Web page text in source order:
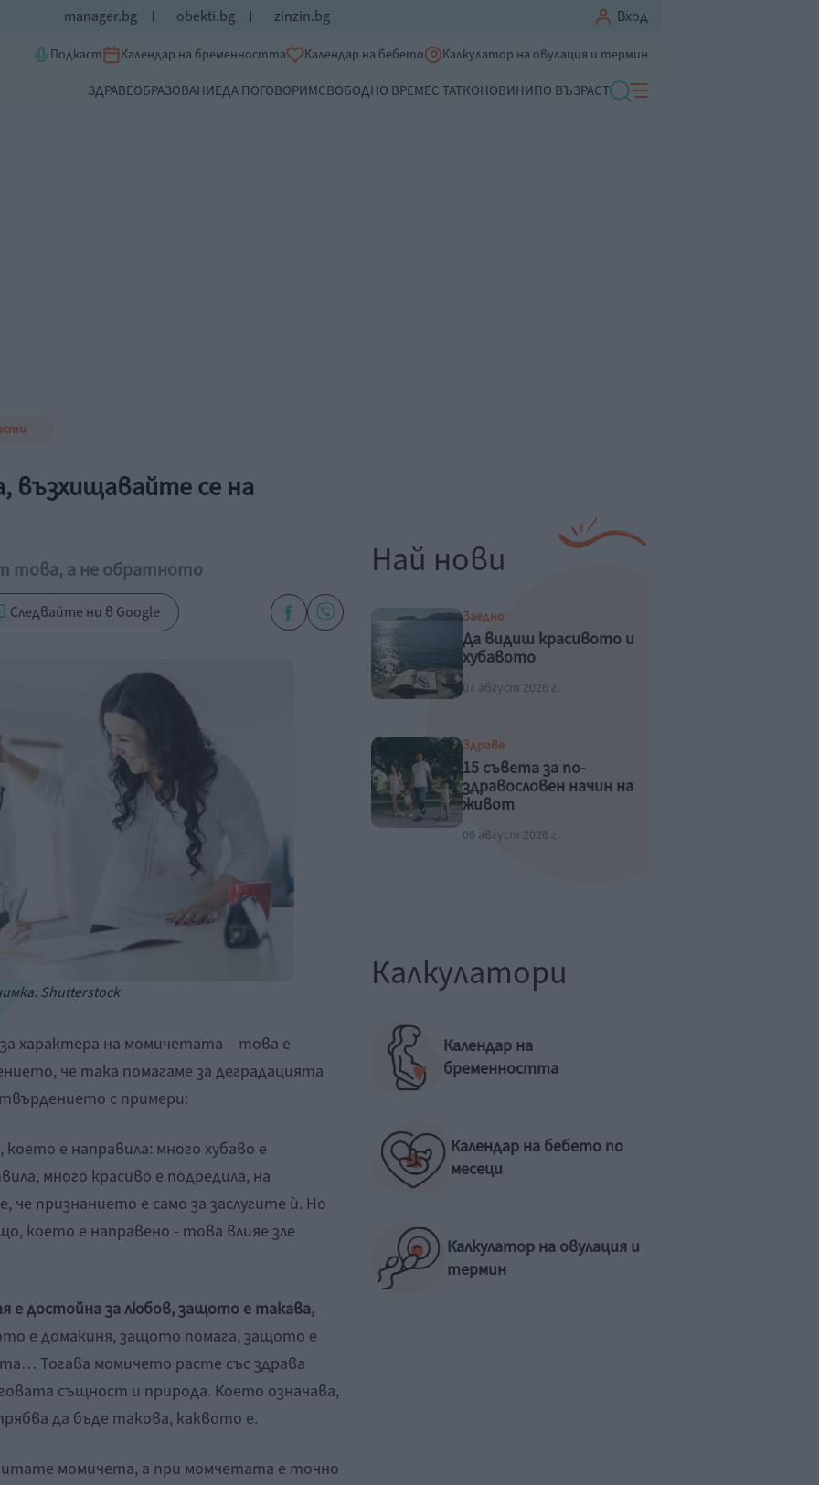
manager.bg obekti.bg zinzin.bg Вход
Подкаст Календар на бременността Календар на бебето Калкулатор на овулация и термин
ЗДРАВЕОБРАЗОВАНИЕДА ПОГОВОРИМСВОБОДНО ВРЕМЕС ТАТКОНОВИНИПО ВЪЗРАСТ
се на
това, а не обратното
Следвайте ни в Google
Shutterstock
характера на момичетата – това е
че така помагаме за деградацията
с примери:
е направила: много хубаво е
много красиво е подредила, на
признанието е само за заслугите ѝ. Но
което е направено - това влияе зле
е достойна за любов, защото е такава,
е домакиня, защото помага, защото е
Тогава момичето расте със здрава
същност и природа. Което означава,
да бъде такова, каквото е.
момичета, а при момчетата е точно
Най нови
Заедно
Да видиш красивото и
хубавото
07 август 2026 г.
Здраве
15 съвета за по-
здравословен начин на
живот
06 август 2026 г.
Калкулатори
Календар на
бременността
Календар на бебето по
месеци
Калкулатор на овулация и
термин